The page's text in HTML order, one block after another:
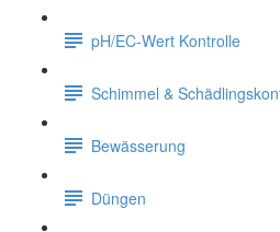
pH/EC-Wert Kontrolle
Schimmel &
Bewässerung
Düngen